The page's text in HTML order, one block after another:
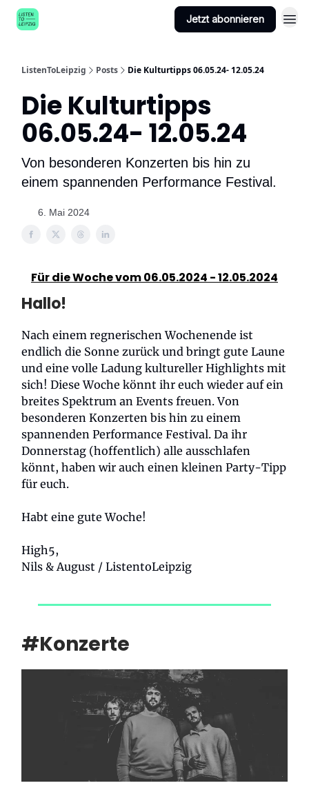
Jetzt abonnieren
ListenToLeipzig Posts Die Kulturtipps 06.05.24- 12.05.24
Die Kulturtipps
06.05.24- 12.05.24
Von besonderen Konzerten bis hin zu
einem spannenden Performance Festival.
6. Mai 2024
Für die Woche vom 06.05.2024 - 12.05.2024
Hallo!
Nach einem regnerischen Wochenende ist
endlich die Sonne zurück und bringt gute Laune
und eine volle Ladung kultureller Highlights mit
sich! Diese Woche könnt ihr euch wieder auf ein
breites Spektrum an Events freuen. Von
besonderen Konzerten bis hin zu einem
spannenden Performance Festival. Da ihr
Donnerstag (hoffentlich) alle ausschlafen
könnt, haben wir auch einen kleinen Party-Tipp
für euch.
Habt eine gute Woche!
High5,
Nils & August / ListentoLeipzig
#Konzerte